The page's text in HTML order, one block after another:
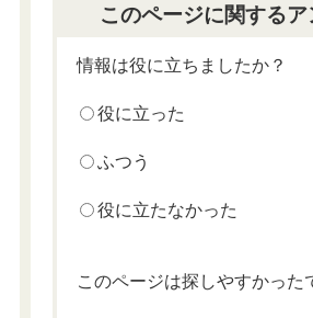
このページに関するア
情報は役に立ちましたか？
役に立った
ふつう
役に立たなかった
このページは探しやすかった